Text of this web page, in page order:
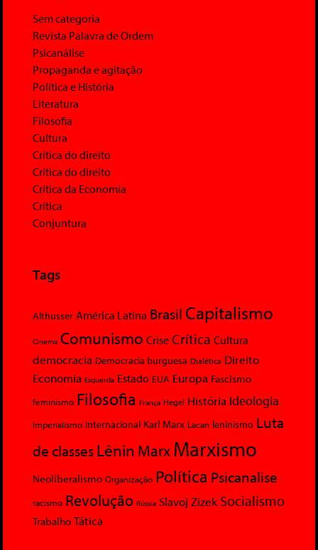
Sem categoria
Revista Palavra de Ordem
Psicanálise
Propaganda e agitação
Política e História
Literatura
Filosofia
Cultura
Crítica do direito
Crítica do direito
Crítica da Economia
Crítica
Conjuntura
Tags
Althusser América Latina Brasil Capitalismo
Cinema Comunismo Crise Crítica Cultura
democracia Democracia burguesa Dialética Direito
Economia Esquerda Estado EUA Europa Fascismo
feminismo Filosofia França Hegel História Ideologia
Imperialismo Internacional Karl Marx Lacan leninismo Luta
de classesLênin MarxMarxismo
Neoliberalismo Organização Política Psicanalise
racismo Revolução Rússia Slavoj Zizek Socialismo
Trabalho Tática